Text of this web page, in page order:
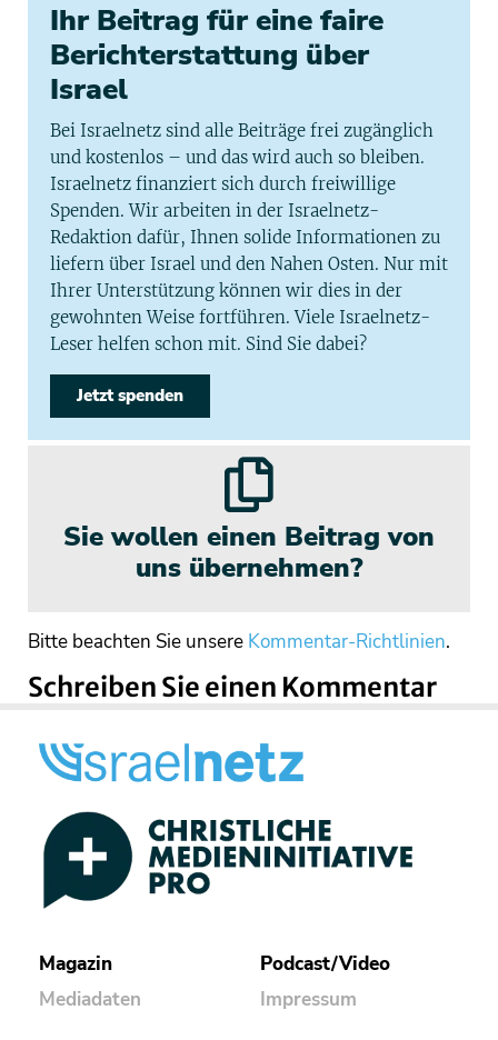
Ihr Beitrag für eine faire
Berichterstattung über
Israel
Bei Israelnetz sind alle Beiträge frei zugänglich
und kostenlos – und das wird auch so bleiben.
Israelnetz finanziert sich durch freiwillige
Spenden. Wir arbeiten in der Israelnetz-
Redaktion dafür, Ihnen solide Informationen zu
liefern über Israel und den Nahen Osten. Nur mit
Ihrer Unterstützung können wir dies in der
gewohnten Weise fortführen. Viele Israelnetz-
Leser helfen schon mit. Sind Sie dabei?
Jetzt spenden
Sie wollen einen Beitrag von
uns übernehmen?
Bitte beachten Sie unsere Kommentar-Richtlinien.
Schreiben Sie einen Kommentar
Magazin
Mediadaten
Podcast/Video
Impressum